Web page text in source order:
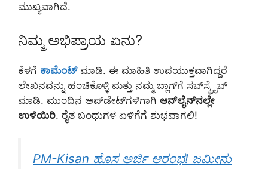
ಮುಖ್ಯವಾಗಿದೆ.
ನಿಮ್ಮ ಅಭಿಪ್ರಾಯ ಏನು?
ಕೆಳಗೆ ಕಾಮೆಂಟ್ಮಾಡಿ. ಈ ಮಾಹಿತಿ ಉಪಯುಕ್ತವಾಗಿದ್ದರೆ
ಲೇಖನವನ್ನು ಹಂಚಿಕೊಳ್ಳಿ ಮತ್ತು ನಮ್ಮ ಬ್ಲಾಗ್‌ಗೆ ಸಬ್‌ಸ್ಕ್ರೈಬ್
ಮಾಡಿ. ಮುಂದಿನ ಅಪ್‌ಡೇಟ್‌ಗಳಿಗಾಗಿ ಆನ್‌ಲೈನ್‌ನಲ್ಲೇ
ಉಳಿಯಿರಿ. ರೈತ ಬಂಧುಗಳ ಏಳಿಗೆಗೆ ಶುಭವಾಗಲಿ!
PM-Kisan ಹೊಸ ಅರ್ಜಿ ಆರಂಭ! ಜಮೀನು